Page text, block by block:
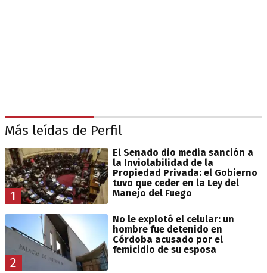
Más leídas de Perfil
1
El Senado dio media sanción a
la Inviolabilidad de la
Propiedad Privada: el Gobierno
tuvo que ceder en la Ley del
Manejo del Fuego
2
No le explotó el celular: un
hombre fue detenido en
Córdoba acusado por el
femicidio de su esposa